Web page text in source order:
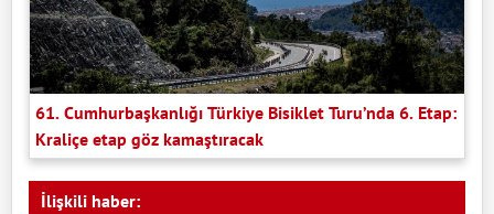
61. Cumhurbaşkanlığı Türkiye Bisiklet Turu’nda 6. Etap:
Kraliçe etap göz kamaştıracak
İlişkili haber: